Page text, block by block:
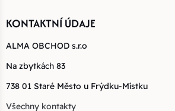
KONTAKTNÍ ÚDAJE
ALMA OBCHOD s.r.o
Na zbytkách 83
738 01 Staré Město u Frýdku-Místku
Všechny kontakty